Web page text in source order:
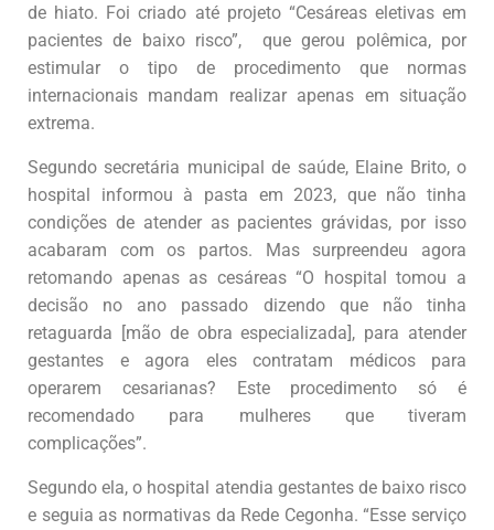
de hiato. Foi criado até projeto “Cesáreas eletivas em
pacientes de baixo risco”, que gerou polêmica, por
estimular o tipo de procedimento que normas
internacionais mandam realizar apenas em situação
extrema.
Segundo secretária municipal de saúde, Elaine Brito, o
hospital informou à pasta em 2023, que não tinha
condições de atender as pacientes grávidas, por isso
acabaram com os partos. Mas surpreendeu agora
retomando apenas as cesáreas “O hospital tomou a
decisão no ano passado dizendo que não tinha
retaguarda [mão de obra especializada], para atender
gestantes e agora eles contratam médicos para
operarem cesarianas? Este procedimento só é
recomendado para mulheres que tiveram
complicações”.
Segundo ela, o hospital atendia gestantes de baixo risco
e seguia as normativas da Rede Cegonha. “Esse serviço